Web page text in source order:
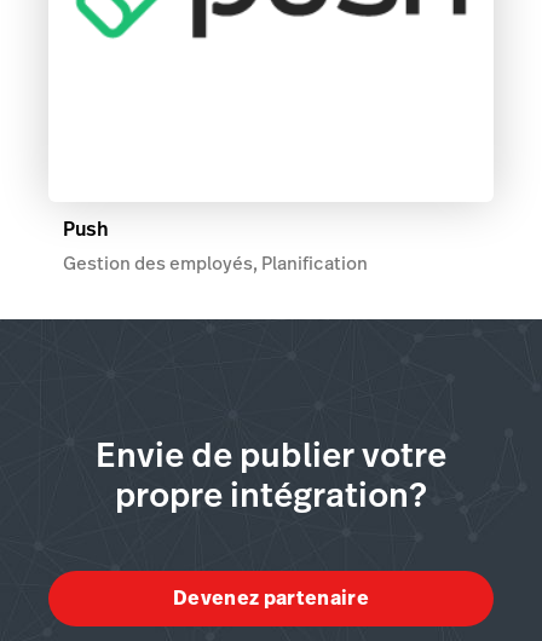
Push
Gestion des employés, Planification
Envie de publier votre
propre intégration?
Devenez partenaire